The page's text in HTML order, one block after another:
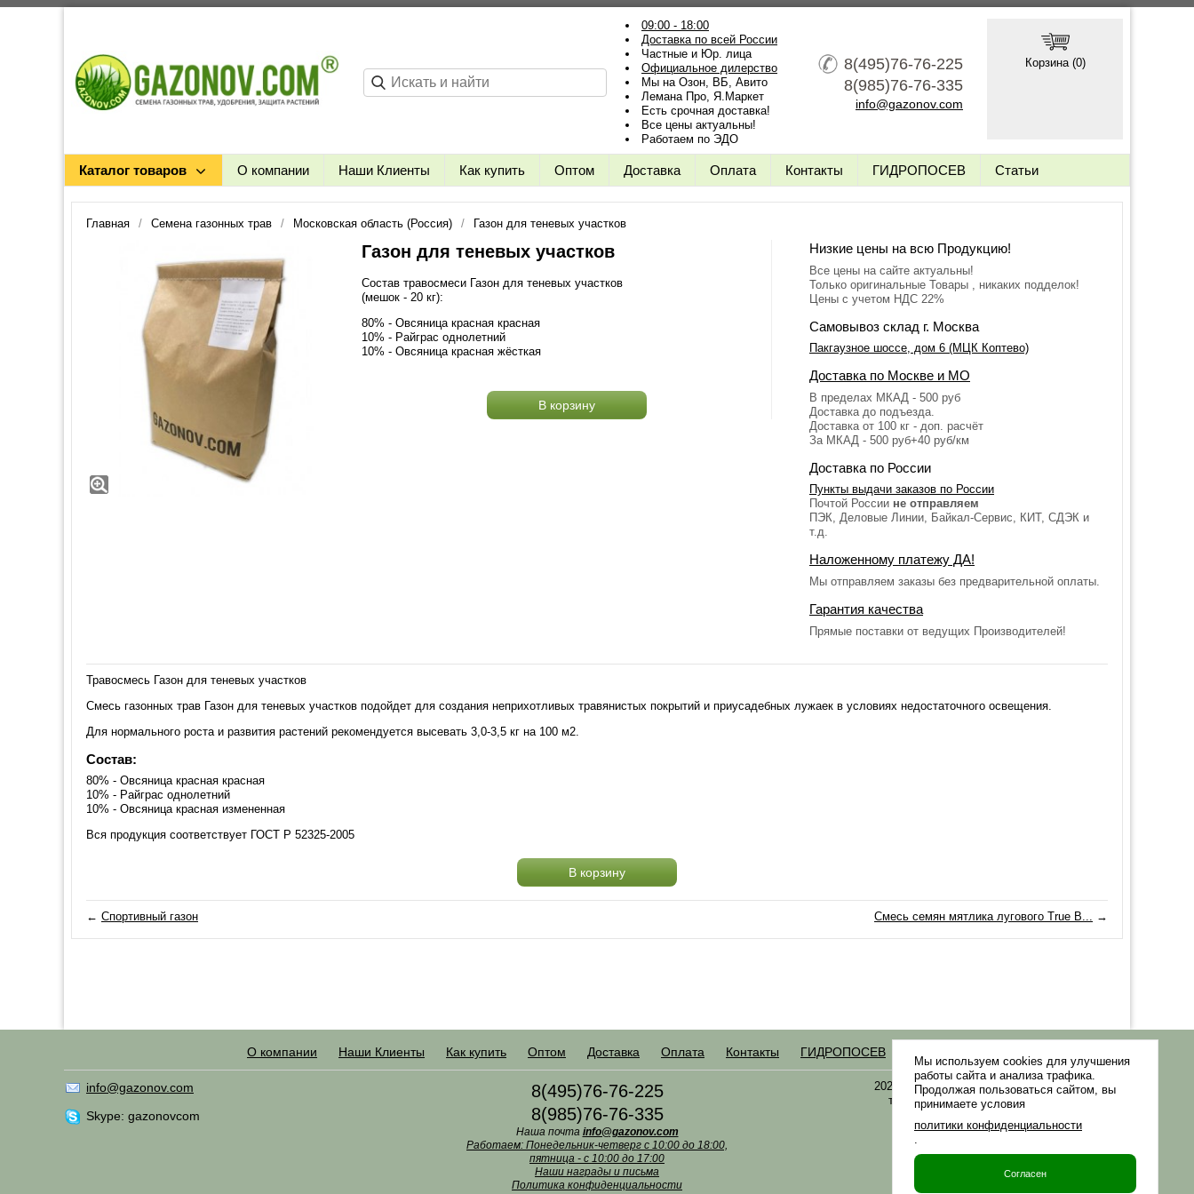
09:00 - 18:00
Доставка по всей России
Частные и Юр. лица
Официальное дилерство
Мы на Озон, ВБ, Авито
Лемана Про, Я.Маркет
Есть срочная доставка!
Все цены актуальны!
Работаем по ЭДО
8(495)76-76-225
8(985)76-76-335
info@gazonov.com
Корзина (0)
Каталог товаров О компании Наши Клиенты Как купить Оптом Доставка Оплата Контакты ГИДРОПОСЕВ Статьи
Главная Семена газонных трав Московская область (Россия) Газон для теневых участков
Газон для теневых участков
Состав травосмеси Газон для теневых участков
(мешок - 20 кг):
80% - Овсяница красная красная
10% - Райграс однолетний
10% - Овсяница красная жёсткая
В корзину
Низкие цены на всю Продукцию!
Все цены на сайте актуальны!
Только оригинальные Товары , никаких подделок!
Цены с учетом НДС 22%
Самовывоз склад г. Москва
Пакгаузное шоссе, дом 6 (МЦК Коптево)
Доставка по Москве и МО
В пределах МКАД - 500 руб
Доставка до подъезда.
Доставка от 100 кг - доп. расчёт
За МКАД - 500 руб+40 руб/км
Доставка по России
Пункты выдачи заказов по России
Почтой России не отправляем
ПЭК, Деловые Линии, Байкал-Сервис, КИТ, СДЭК и
т.д.
Наложенному платежу ДА!
Мы отправляем заказы без предварительной оплаты.
Гарантия качества
Прямые поставки от ведущих Производителей!
Травосмесь Газон для теневых участков
Смесь газонных трав Газон для теневых участков подойдет для создания неприхотливых травянистых покрытий и приусадебных лужаек в условиях недостаточного освещения.
Для нормального роста и развития растений рекомендуется высевать 3,0-3,5 кг на 100 м2.
Состав:
80% - Овсяница красная красная
10% - Райграс однолетний
10% - Овсяница красная измененная
Вся продукция соответствует ГОСТ Р 52325-2005
В корзину
← Спортивный газон Смесь семян мятлика лугового True B... →
О компании Наши Клиенты Как купить Оптом Доставка Оплата Контакты ГИДРОПОСЕВ
info@gazonov.com
Skype: gazonovcom
2021-2026 © «Газонная трава, семена газонных
трав: выбор удобрения и средства защиты в
8(495)76-76-225
8(985)76-76-335
Наша почта info@gazonov.com
Работаем: Понедельник-четверг с 10:00 до 18:00,
пятница - с 10:00 до 17:00
Наши награды и письма
Политика конфиденциальности
Мы используем cookies для улучшения
работы сайта и анализа трафика.
Продолжая пользоваться сайтом, вы
принимаете условия
политики конфиденциальности
.
Согласен